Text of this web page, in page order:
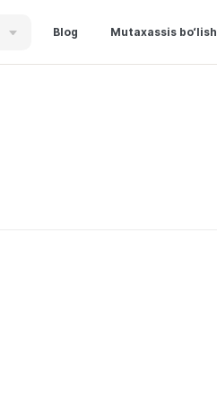
Blog Mutaxassis bo‘lish